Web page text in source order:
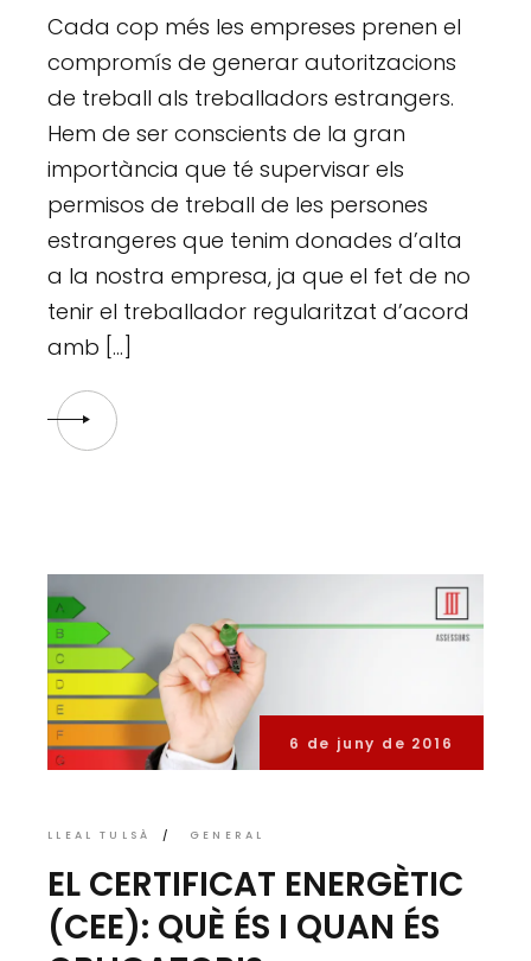
Cada cop més les empreses prenen el
compromís de generar autoritzacions
de treball als treballadors estrangers.
Hem de ser conscients de la gran
importància que té supervisar els
permisos de treball de les persones
estrangeres que tenim donades d’alta
a la nostra empresa, ja que el fet de no
tenir el treballador regularitzat d’acord
amb […]
6 de juny de 2016
LLEAL TULSÀ GENERAL
EL CERTIFICAT ENERGÈTIC
(CEE): QUÈ ÉS I QUAN ÉS